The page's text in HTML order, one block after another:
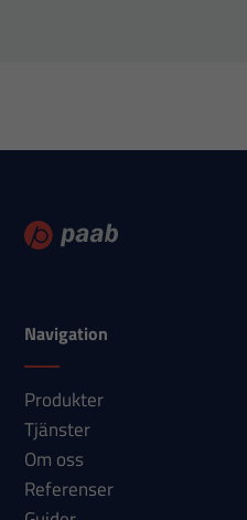
Navigation
Produkter
Tjänster
Om oss
Referenser